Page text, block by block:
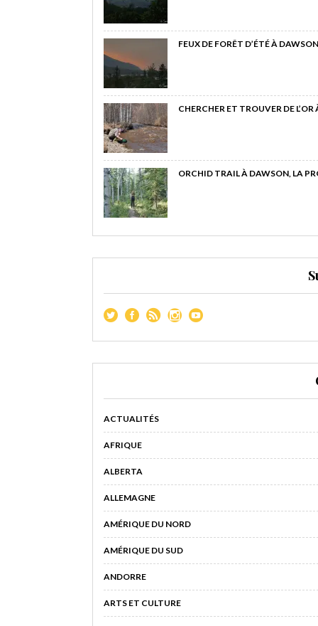
FEUX DE FORÊT D’ÉTÉ À
CHERCHER ET TROUVER DE
ORCHID TRAIL À DAWSON, LA
ACTUALITÉS
AFRIQUE
ALBERTA
ALLEMAGNE
AMÉRIQUE DU NORD
AMÉRIQUE DU SUD
ANDORRE
ARTS ET CULTURE